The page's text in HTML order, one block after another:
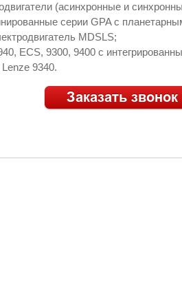
(асинхронные и
серии GPA с
MDSLS;
ECS, 9300, 9400 с
Lenze 9340.